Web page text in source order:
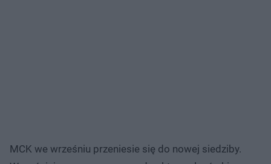
MCK we wrześniu przeniesie się do nowej siedziby.